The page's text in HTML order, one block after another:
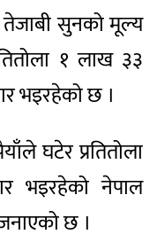
सुनको मूल्य
१ लाख ३३
भइरहेको छ ।
घटेर प्रतितोला
भइरहेको नेपाल
छ ।